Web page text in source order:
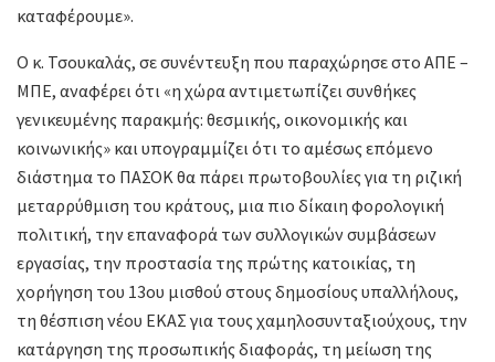
καταφέρουμε».
Ο κ. Τσουκαλάς, σε συνέντευξη που παραχώρησε στο ΑΠΕ –
ΜΠΕ, αναφέρει ότι «η χώρα αντιμετωπίζει συνθήκες
γενικευμένης παρακμής: θεσμικής, οικονομικής και
κοινωνικής» και υπογραμμίζει ότι το αμέσως επόμενο
διάστημα το ΠΑΣΟΚ θα πάρει πρωτοβουλίες για τη ριζική
μεταρρύθμιση του κράτους, μια πιο δίκαιη φορολογική
πολιτική, την επαναφορά των συλλογικών συμβάσεων
εργασίας, την προστασία της πρώτης κατοικίας, τη
χορήγηση του 13ου μισθού στους δημοσίους υπαλλήλους,
τη θέσπιση νέου ΕΚΑΣ για τους χαμηλοσυνταξιούχους, την
κατάργηση της προσωπικής διαφοράς, τη μείωση της